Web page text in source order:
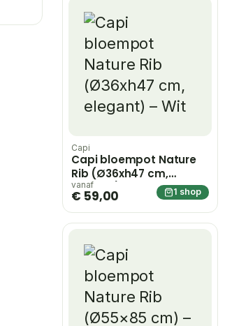
Capi
Capi bloempot Nature
Rib (Ø36xh47 cm,
elegant) – Wit
vanaf
€ 59,00 1 shop